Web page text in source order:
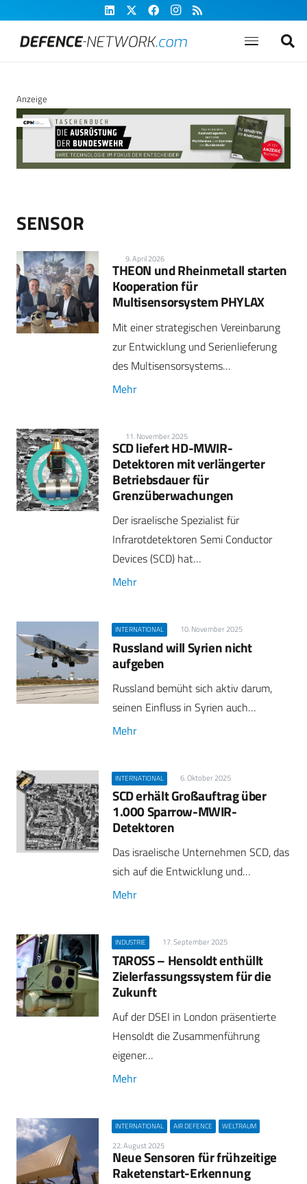
Anzeige
SENSOR
9. April 2026
THEON und Rheinmetall starten
Kooperation für
Multisensorsystem PHYLAX
Mit einer strategischen Vereinbarung
zur Entwicklung und Serienlieferung
des Multisensorsystems…
Mehr
11. November 2025
SCD liefert HD-MWIR-
Detektoren mit verlängerter
Betriebsdauer für
Grenzüberwachungen
Der israelische Spezialist für
Infrarotdetektoren Semi Conductor
Devices (SCD) hat…
Mehr
INTERNATIONAL 10. November 2025
Russland will Syrien nicht
aufgeben
Russland bemüht sich aktiv darum,
seinen Einfluss in Syrien auch…
Mehr
INTERNATIONAL 6. Oktober 2025
SCD erhält Großauftrag über
1.000 Sparrow-MWIR-
Detektoren
Das israelische Unternehmen SCD, das
sich auf die Entwicklung und…
Mehr
INDUSTRIE 17. September 2025
TAROSS – Hensoldt enthüllt
Zielerfassungssystem für die
Zukunft
Auf der DSEI in London präsentierte
Hensoldt die Zusammenführung
eigener…
Mehr
INTERNATIONAL AIR DEFENCE WELTRAUM
22. August 2025
Neue Sensoren für frühzeitige
Raketenstart-Erkennung